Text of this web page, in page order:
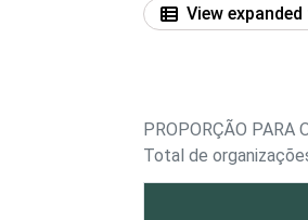
View
PROPORÇÃO PARA
Total de